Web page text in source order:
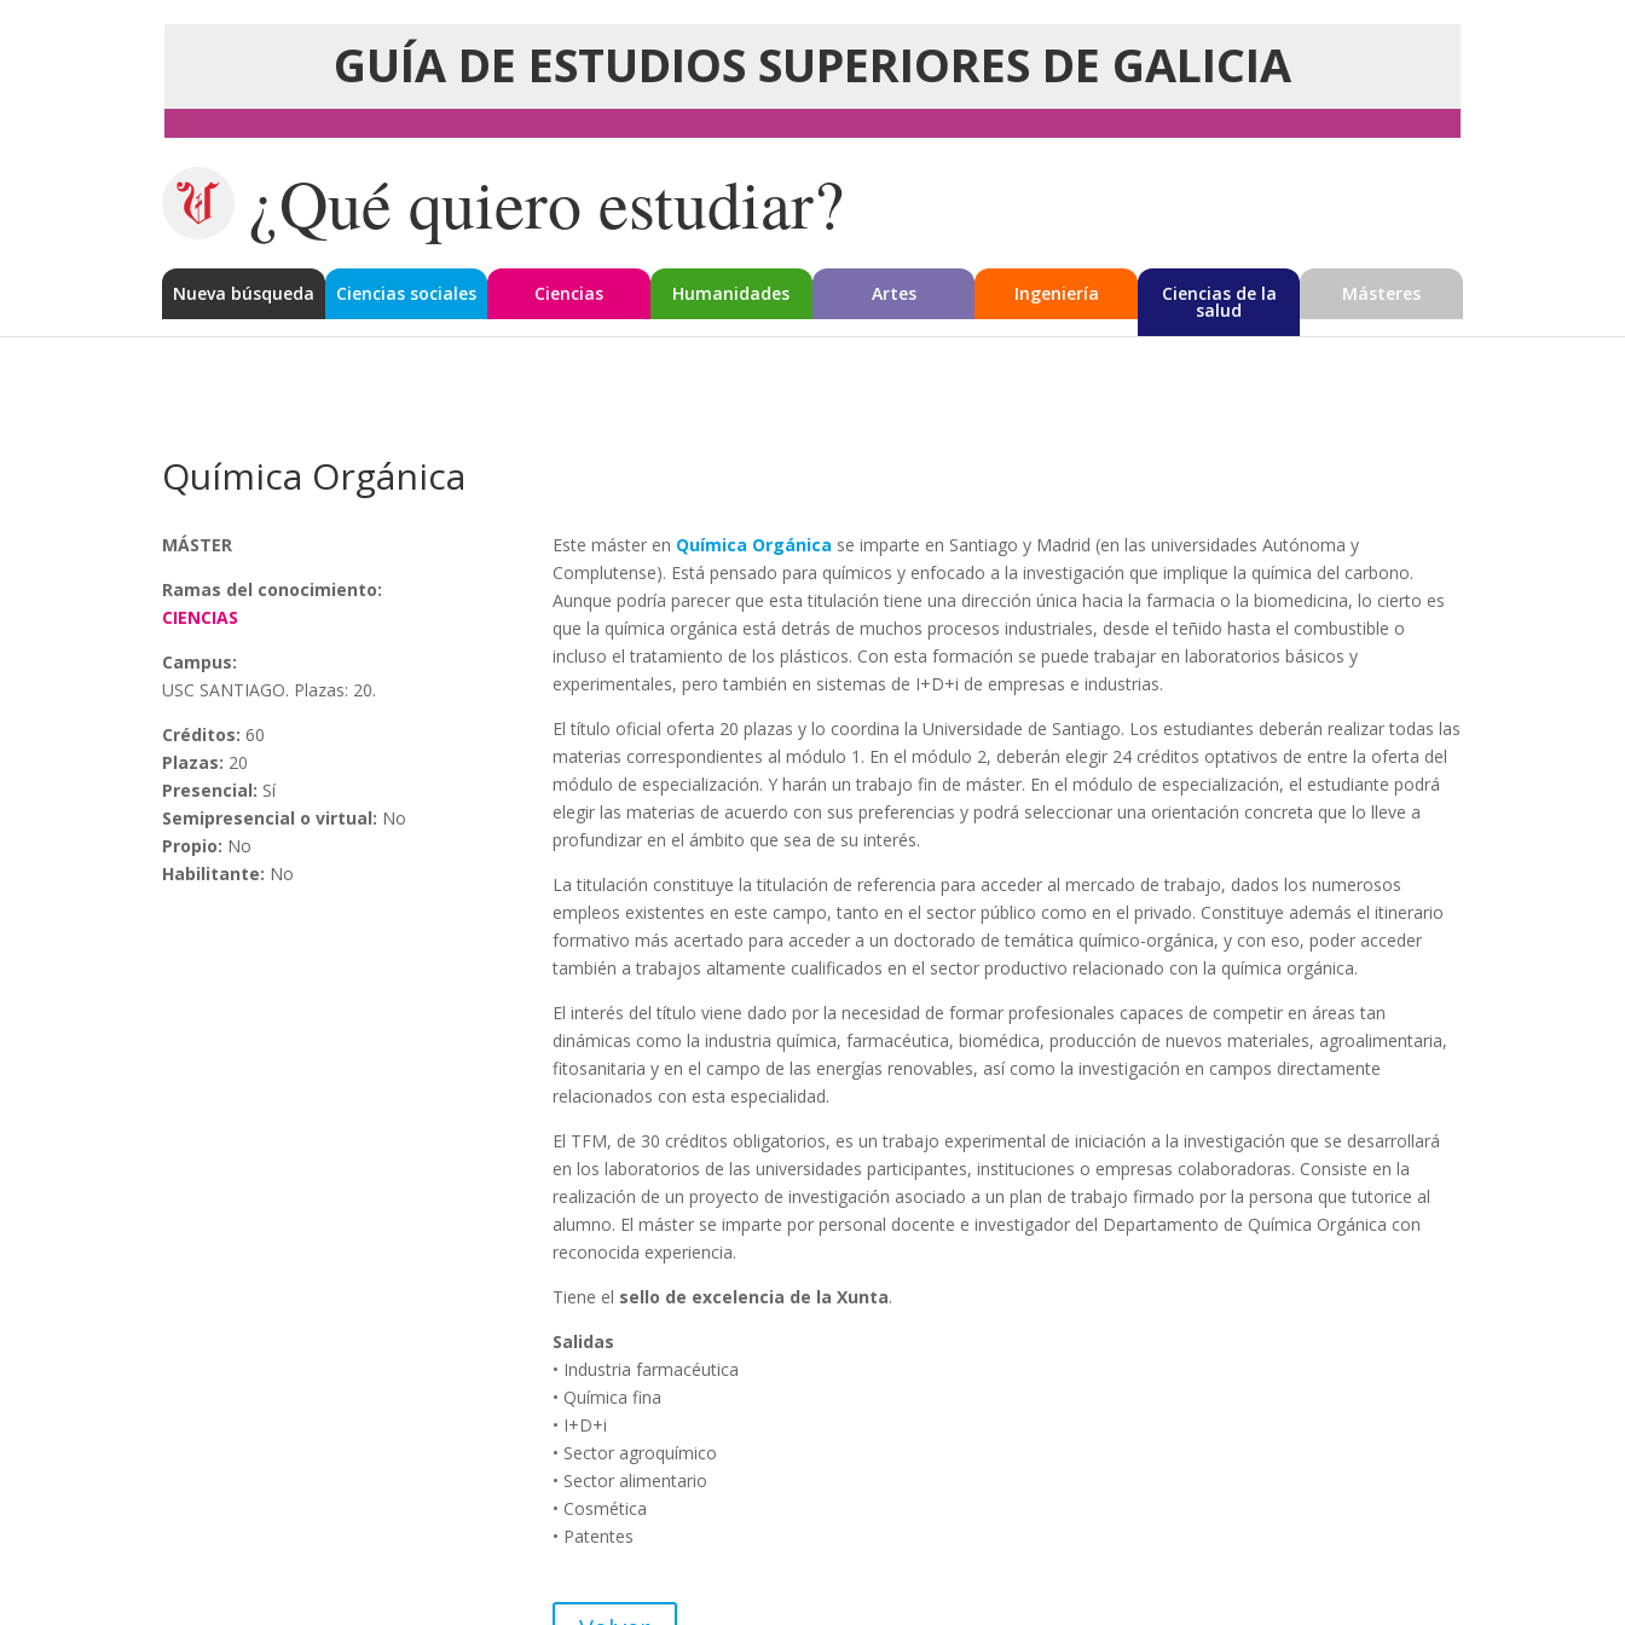
GUÍA DE ESTUDIOS SUPERIORES DE GALICIA
¿Qué quiero estudiar?
Nueva búsqueda Ciencias sociales Ciencias Humanidades Artes Ingeniería Ciencias de la
salud
Másteres
Química Orgánica
MÁSTER
Ramas del conocimiento:
CIENCIAS
Campus:
USC SANTIAGO. Plazas: 20.
Créditos: 60
Plazas: 20
Presencial: Sí
Semipresencial o virtual: No
Propio: No
Habilitante: No
Este máster en Química Orgánica se imparte en Santiago y Madrid (en las universidades Autónoma y
Complutense). Está pensado para químicos y enfocado a la investigación que implique la química del carbono.
Aunque podría parecer que esta titulación tiene una dirección única hacia la farmacia o la biomedicina, lo cierto es
que la química orgánica está detrás de muchos procesos industriales, desde el teñido hasta el combustible o
incluso el tratamiento de los plásticos. Con esta formación se puede trabajar en laboratorios básicos y
experimentales, pero también en sistemas de I+D+i de empresas e industrias.
El título oficial oferta 20 plazas y lo coordina la Universidade de Santiago. Los estudiantes deberán realizar todas las
materias correspondientes al módulo 1. En el módulo 2, deberán elegir 24 créditos optativos de entre la oferta del
módulo de especialización. Y harán un trabajo fin de máster. En el módulo de especialización, el estudiante podrá
elegir las materias de acuerdo con sus preferencias y podrá seleccionar una orientación concreta que lo lleve a
profundizar en el ámbito que sea de su interés.
La titulación constituye la titulación de referencia para acceder al mercado de trabajo, dados los numerosos
empleos existentes en este campo, tanto en el sector público como en el privado. Constituye además el itinerario
formativo más acertado para acceder a un doctorado de temática químico-orgánica, y con eso, poder acceder
también a trabajos altamente cualificados en el sector productivo relacionado con la química orgánica.
El interés del título viene dado por la necesidad de formar profesionales capaces de competir en áreas tan
dinámicas como la industria química, farmacéutica, biomédica, producción de nuevos materiales, agroalimentaria,
fitosanitaria y en el campo de las energías renovables, así como la investigación en campos directamente
relacionados con esta especialidad.
El TFM, de 30 créditos obligatorios, es un trabajo experimental de iniciación a la investigación que se desarrollará
en los laboratorios de las universidades participantes, instituciones o empresas colaboradoras. Consiste en la
realización de un proyecto de investigación asociado a un plan de trabajo firmado por la persona que tutorice al
alumno. El máster se imparte por personal docente e investigador del Departamento de Química Orgánica con
reconocida experiencia.
Tiene el sello de excelencia de la Xunta.
Salidas
• Industria farmacéutica
• Química fina
• I+D+i
• Sector agroquímico
• Sector alimentario
• Cosmética
• Patentes